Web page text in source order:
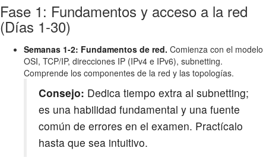
Fase 1: Fundamentos y acceso a la red
(Días 1-30)
Semanas 1-2: Fundamentos de red. Comienza con el modelo
OSI, TCP/IP, direcciones IP (IPv4 e IPv6), subnetting.
Comprende los componentes de la red y las topologías.
Consejo: Dedica tiempo extra al subnetting;
es una habilidad fundamental y una fuente
común de errores en el examen. Practícalo
hasta que sea intuitivo.